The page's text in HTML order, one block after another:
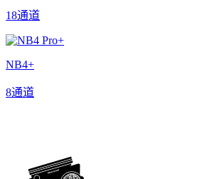
18通道
NB4+
8通道